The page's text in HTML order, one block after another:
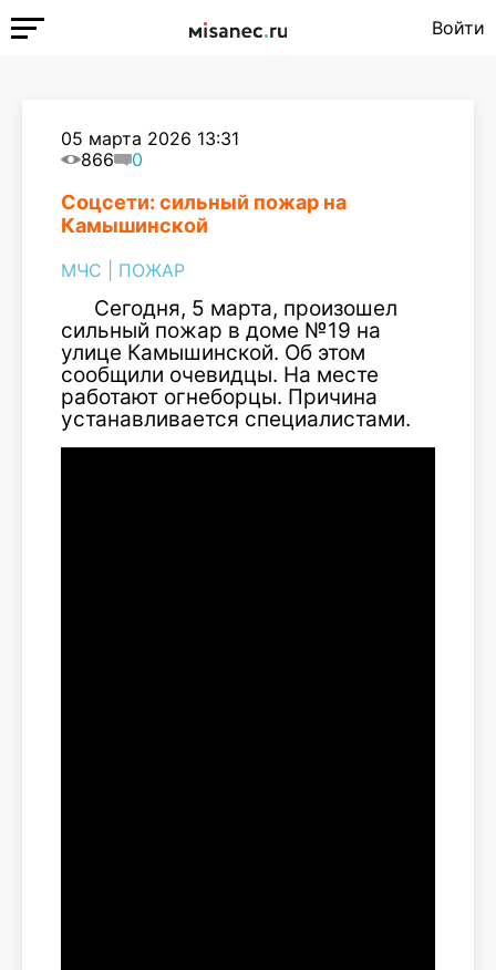
Войти
05 марта 2026 13:31
866
0
Соцсети: сильный пожар на
Камышинской
МЧС ПОЖАР
Сегодня, 5 марта, произошел
сильный пожар в доме №19 на
улице Камышинской. Об этом
сообщили очевидцы. На месте
работают огнеборцы. Причина
устанавливается специалистами.